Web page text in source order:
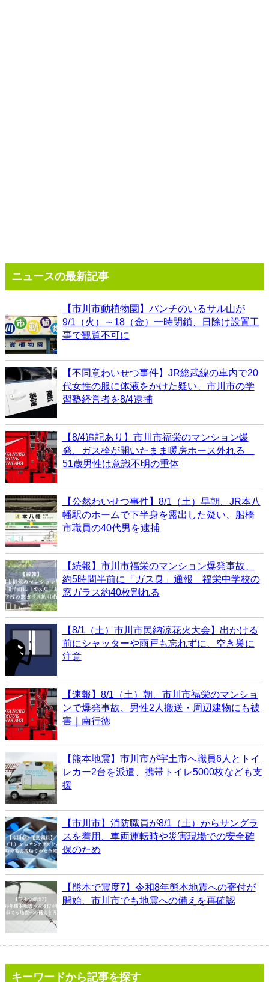
ニュースの最新記事
【市川市動植物園】パンチのいるサル山が
9/1（火）～18（金）一時閉鎖、日除け設置工
事で観覧不可に
【不同意わいせつ事件】JR総武線の車内で20
代女性の服に体液をかけた疑い、市川市の学
習塾経営者を8/4逮捕
【8/4追記あり】市川市福栄のマンション爆
発、ガス栓が開いたまま暖房ホース外れる
51歳男性は意識不明の重体
【公然わいせつ事件】8/1（土）早朝、JR本八
幡駅のホームで下半身を露出した疑い、船橋
市職員の40代男を逮捕
【続報】市川市福栄のマンション爆発事故、
約5時間半前に「ガス臭」通報 福栄中学校の
窓ガラス約40枚割れる
【8/1（土）市川市民納涼花火大会】出かける
前にシャッターや雨戸も忘れずに、空き巣に
注意
【速報】8/1（土）朝、市川市福栄のマンショ
ンで爆発事故、男性2人搬送・周辺建物にも被
害｜南行徳
【熊本地震】市川市が宇土市へ職員6人とトイ
レカー2台を派遣、携帯トイレ5000枚なども支
援
【市川市】消防職員が8/1（土）からサングラ
スを着用、車両運転時や災害現場での安全確
保のため
【熊本で震度7】令和8年熊本地震への寄付が
開始、市川市でも地震への備えを再確認
キーワードから記事を探す